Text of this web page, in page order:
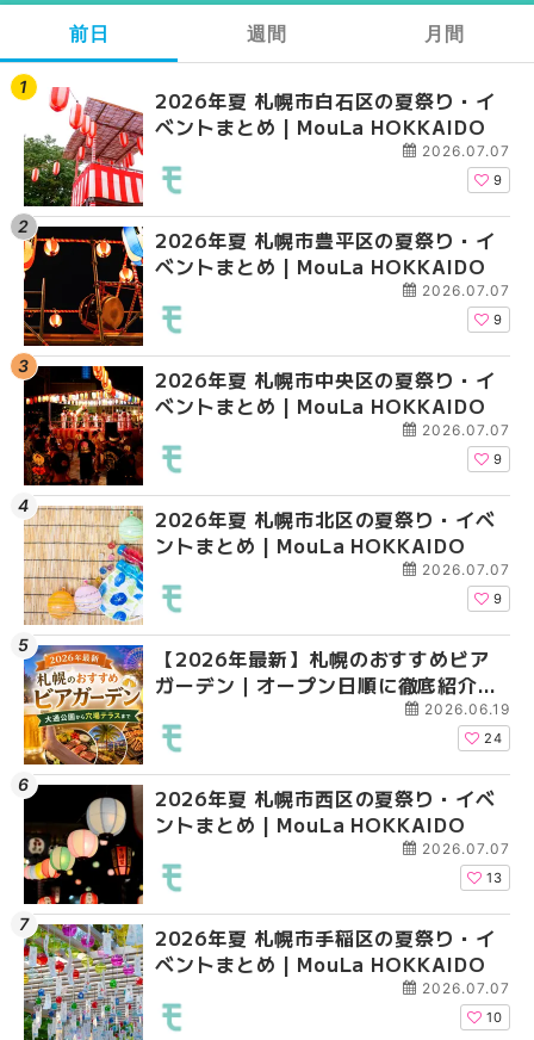
前日
2026年夏 札幌市白石区の夏祭り・イ
ベントまとめ | MouLa HOKKAIDO
2026.07.07
9
2026年夏 札幌市豊平区の夏祭り・イ
ベントまとめ | MouLa HOKKAIDO
2026.07.07
9
2026年夏 札幌市中央区の夏祭り・イ
ベントまとめ | MouLa HOKKAIDO
2026.07.07
9
2026年夏 札幌市北区の夏祭り・イベ
ントまとめ | MouLa HOKKAIDO
2026.07.07
9
【2026年最新】札幌のおすすめビア
ガーデン｜オープン日順に徹底紹介！
大通公園から穴場テラスまで | MouLa
HOKKAIDO
2026.06.19
24
2026年夏 札幌市西区の夏祭り・イベ
ントまとめ | MouLa HOKKAIDO
2026.07.07
13
2026年夏 札幌市手稲区の夏祭り・イ
ベントまとめ | MouLa HOKKAIDO
2026.07.07
10
週間
【2026年最新】札幌
ガーデン｜オープン日
大通公園から穴場テ
2026年夏 札幌市白石
ベントまとめ |
2026年夏 札幌市豊平
ベントまとめ |
2026年夏 札幌市西区
ントまとめ | MouLa
2026年夏 札幌市清田
ベントまとめ |
2026年夏 札幌市北区
ントまとめ | MouLa
2026年夏 札幌市中央
ベントまとめ |
月間
【2026年最新】札幌
ガーデン｜オープン日
大通公園から穴場テ
2026年夏 札幌市北区
ントまとめ | MouLa
2026年夏 札幌市白石
ベントまとめ |
2026年夏 札幌市西区
ントまとめ | MouLa
2026年夏 札幌市清田
ベントまとめ |
2026年夏 札幌市手稲
ベントまとめ |
2026年夏 札幌市豊平
ベントまとめ |